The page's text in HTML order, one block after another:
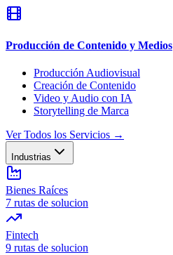
Producción de Contenido y Medios
Producción Audiovisual
Creación de Contenido
Video y Audio con IA
Storytelling de Marca
Ver Todos los Servicios →
Industrias
Bienes Raíces
7 rutas de solucion
Fintech
9 rutas de solucion